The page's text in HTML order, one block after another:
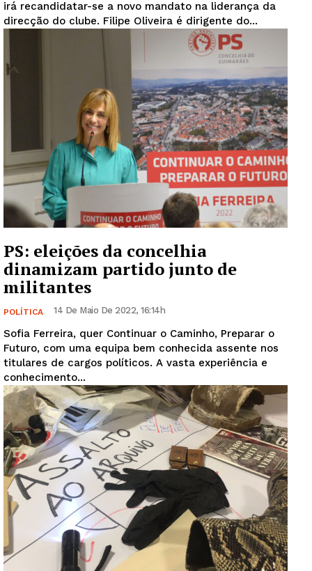
irá recandidatar-se a novo mandato na liderança da
direcção do clube. Filipe Oliveira é dirigente do...
PS: eleições da concelhia
dinamizam partido junto de
militantes
POLÍTICA 14 De Maio De 2022, 16:14h
Sofia Ferreira, quer Continuar o Caminho, Preparar o
Futuro, com uma equipa bem conhecida assente nos
titulares de cargos políticos. A vasta experiência e
conhecimento...